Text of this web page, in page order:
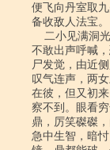
便飞向丹室取
备收敌人法宝。
不敢出声呼喊
尸发觉，由近
叹气连声，两
在彼，但又初
察不到。眼看
鼎，厉笑磔磔
急中生智，暗忖